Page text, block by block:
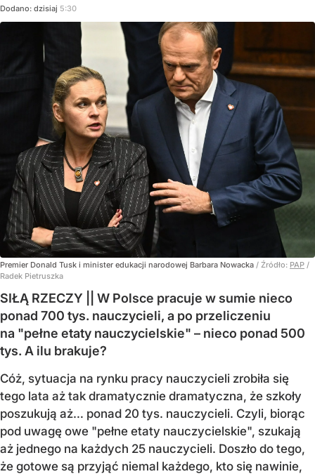
Dodano: dzisiaj 5:30
Premier Donald Tusk i minister edukacji narodowej Barbara Nowacka / Źródło: PAP /
Radek Pietruszka
SIŁĄ RZECZY || W Polsce pracuje w sumie nieco
ponad 700 tys. nauczycieli, a po przeliczeniu
na "pełne etaty nauczycielskie" – nieco ponad 500
tys. A ilu brakuje?
Cóż, sytuacja na rynku pracy nauczycieli zrobiła się
tego lata aż tak dramatycznie dramatyczna, że szkoły
poszukują aż… ponad 20 tys. nauczycieli. Czyli, biorąc
pod uwagę owe "pełne etaty nauczycielskie", szukają
aż jednego na każdych 25 nauczycieli. Doszło do tego,
że gotowe są przyjąć niemal każdego, kto się nawinie,